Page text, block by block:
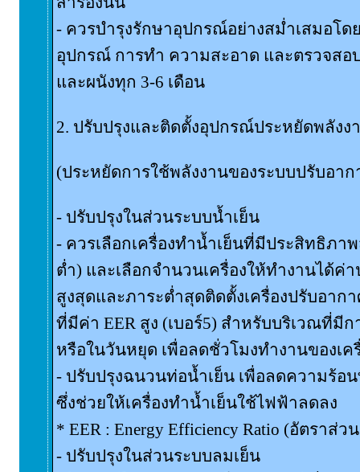
- ควรบำรุงรักษาอุปกรณ์อย่างสม่ำเสมอโ
อุปกรณ์ การทำ ความสะอาด และตรวจสอ
และผนังทุก 3-6 เดือน
2. ปรับปรุงและติดตั้งอุปกรณ์ประหยัดพลังง
(ประหยัดการใช้พลังงานของระบบปรับอาก
- ปรับปรุงในส่วนระบบน้ำเย็น
- ควรเลือกเครื่องทำน้ำเย็นที่มีประสิทธิภา
ต่ำ) และเลือกจำนวนเครื่องให้ทำงานได้ค่
สูงสุดและภาระต่ำสุดติดตั้งเครื่องปรับอาก
ที่มีค่า EER สูง (เบอร์5) สำหรับบริเวณที่มีก
หรือในวันหยุด เพื่อลดชั่วโมงทำงานของเค
- ปรับปรุงฉนวนท่อน้ำเย็น เพื่อลดความร้อ
ซึ่งช่วยให้เครื่องทำน้ำเย็นใช้ไฟฟ้าลดลง
* EER : Energy Efficiency Ratio (อัตราส่
- ปรับปรุงในส่วนระบบลมเย็น